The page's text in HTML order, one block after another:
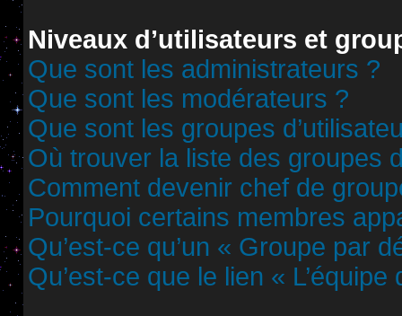
Niveaux d’utilisateurs et
Que sont les administrateurs ?
Que sont les modérateurs ?
Que sont les groupes
Où trouver la liste des groupes
Comment devenir chef de
Pourquoi certains membres
Qu’est-ce qu’un « Groupe par
Qu’est-ce que le lien «